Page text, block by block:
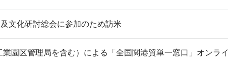
文化研討総会に参加のため訪米
園区管理局を含む）による「全国関港貿単一窓口」オンラ